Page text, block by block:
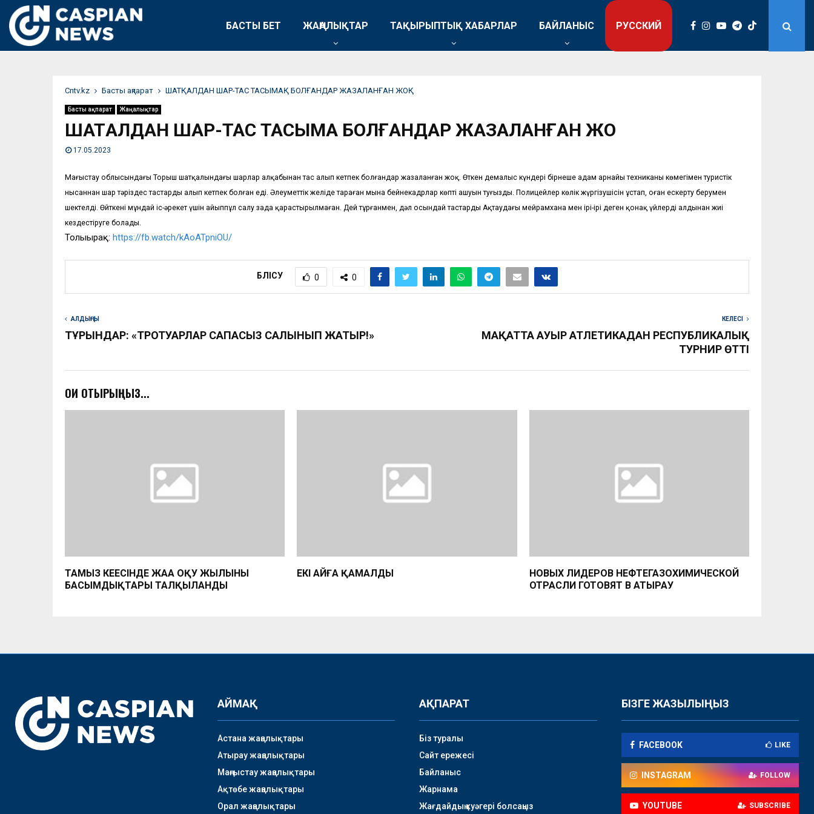
БАСТЫ БЕТ ЖАҢАЛЫҚТАР ТАҚЫРЫПТЫҚ ХАБАРЛАР БАЙЛАНЫС РУССКИЙ
Сntv.kz Басты ақпарат ШАТҚАЛДАН ШАР-ТАС ТАСЫМАҚ БОЛҒАНДАР ЖАЗАЛАНҒАН ЖОҚ
Басты ақпарат Жаңалықтар
ШАТҚАЛДАН ШАР-ТАС ТАСЫМАҚ БОЛҒАНДАР ЖАЗАЛАНҒАН ЖОҚ
17.05.2023
Маңғыстау облысындағы Торыш шатқалындағы шарлар алқабынан тас алып кетпек болғандар жазаланған жоқ. Өткен демалыс күндері бірнеше адам арнайы техниканың көмегімен туристік
нысаннан шар тәріздес тастарды алып кетпек болған еді. Әлеуметтік желіде тараған мына бейнекадрлар көптің ашуын туғызды. Полицейлер көлік жүргізушісін ұстап, оған ескерту берумен
шектелді. Өйткені мұндай іс-әрекет үшін айыппұл салу заңда қарастырылмаған. Дей тұрғанмен, дәл осындай тастарды Ақтаудағы мейрамхана мен ірі-ірі деген қонақ үйлердің алдынан жиі
кездестіруге болады.
Толығырақ: https://fb.watch/kAoATpniOU/
БӨЛІСУ 0 0
АЛДЫҢҒЫ
ТҰРҒЫНДАР: «ТРОТУАРЛАР САПАСЫЗ САЛЫНЫП ЖАТЫР!»
КЕЛЕСІ
МАҚАТТА АУЫР АТЛЕТИКАДАН РЕСПУБЛИКАЛЫҚ
ТУРНИР ӨТТІ
ОҚИ ОТЫРЫҢЫЗ...
ТАМЫЗ КЕҢЕСІНДЕ ЖАҢА ОҚУ ЖЫЛЫНЫҢ
БАСЫМДЫҚТАРЫ ТАЛҚЫЛАНДЫ
ЕКІ АЙҒА ҚАМАЛДЫ
НОВЫХ ЛИДЕРОВ НЕФТЕГАЗОХИМИЧЕСКОЙ
ОТРАСЛИ ГОТОВЯТ В АТЫРАУ
АЙМАҚ
Астана жаңалықтары
Атырау жаңалықтары
Маңғыстау жаңалықтары
Ақтөбе жаңалықтары
Орал жаңалықтары
АҚПАРАТ
Біз туралы
Сайт ережесі
Байланыс
Жарнама
Жағдайдың куәгері болсаңыз
БІЗГЕ ЖАЗЫЛЫҢЫЗ
FACEBOOK LIKE
INSTAGRAM FOLLOW
YOUTUBE SUBSCRIBE